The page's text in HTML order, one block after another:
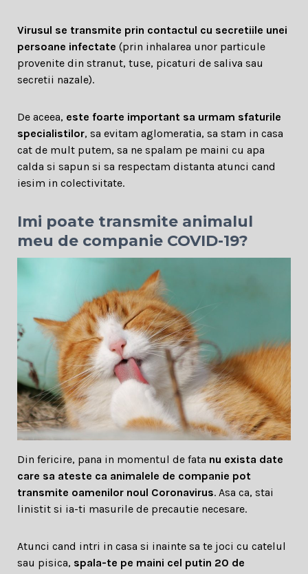
Virusul se transmite prin contactul cu secretiile unei
persoane infectate (prin inhalarea unor particule
provenite din stranut, tuse, picaturi de saliva sau
secretii nazale).
De aceea, este foarte important sa urmam sfaturile
specialistilor, sa evitam aglomeratia, sa stam in casa
cat de mult putem, sa ne spalam pe maini cu apa
calda si sapun si sa respectam distanta atunci cand
iesim in colectivitate.
Imi poate transmite animalul
meu de companie COVID-19?
Din fericire, pana in momentul de fata nu exista date
care sa ateste ca animalele de companie pot
transmite oamenilor noul Coronavirus. Asa ca, stai
linistit si ia-ti masurile de precautie necesare.
Atunci cand intri in casa si inainte sa te joci cu catelul
sau pisica, spala-te pe maini cel putin 20 de